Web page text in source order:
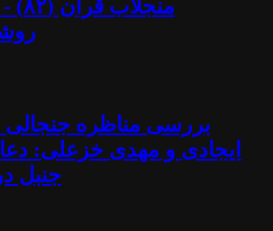
بررسی مناظره جنجالی
ایجادی و مهدی خزعلی:
جنبل